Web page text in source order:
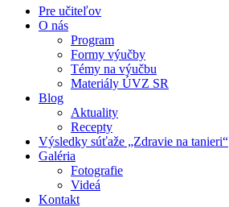
Pre učiteľov
O nás
Program
Formy výučby
Témy na výučbu
Materiály ÚVZ SR
Blog
Aktuality
Recepty
Výsledky súťaže „Zdravie na tanieri“
Galéria
Fotografie
Videá
Kontakt